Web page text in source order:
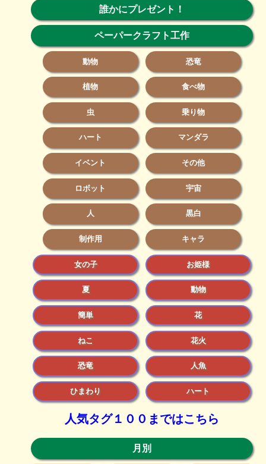
誰かにプレゼント！
ペーパークラフト工作
動物 恐竜
植物 食べ物
虫 乗り物
ハート マンダラ
イベント その他
ロボット 宇宙
人 黒白
制作用 キャラ
女の子 お姫様
夏 動物
簡単 花
ねこ 花火
恐竜 人魚
ひまわり ハート
人気タグ１００まではこちら
月別